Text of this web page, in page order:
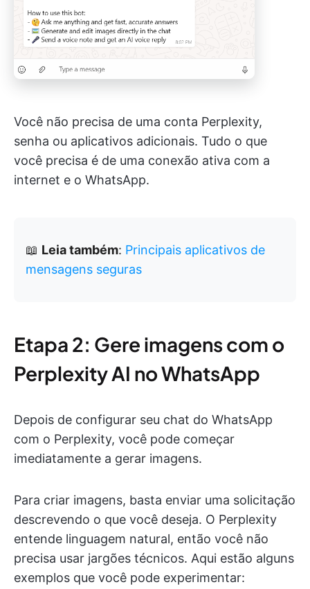
Você não precisa de uma conta Perplexity,
senha ou aplicativos adicionais. Tudo o que
você precisa é de uma conexão ativa com a
internet e o WhatsApp.
📖 Leia também: Principais aplicativos de
mensagens seguras
Etapa 2: Gere imagens com o
Perplexity AI no WhatsApp
Depois de configurar seu chat do WhatsApp
com o Perplexity, você pode começar
imediatamente a gerar imagens.
Para criar imagens, basta enviar uma solicitação
descrevendo o que você deseja. O Perplexity
entende linguagem natural, então você não
precisa usar jargões técnicos. Aqui estão alguns
exemplos que você pode experimentar: